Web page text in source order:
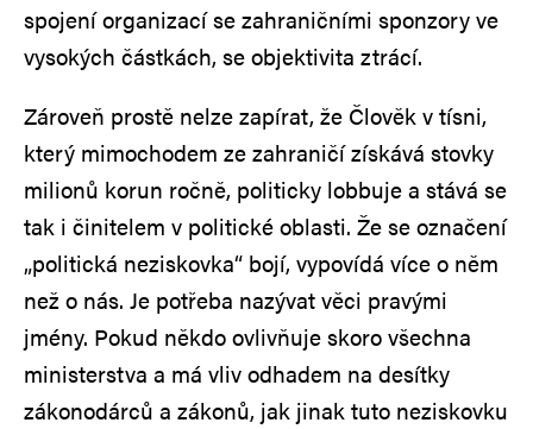
spojení organizací se zahraničními sponzory ve
vysokých částkách, se objektivita ztrácí.
Zároveň prostě nelze zapírat, že Člověk v tísni,
který mimochodem ze zahraničí získává stovky
milionů korun ročně, politicky lobbuje a stává se
tak i činitelem v politické oblasti. Že se označení
„politická neziskovka“ bojí, vypovídá více o něm
než o nás. Je potřeba nazývat věci pravými
jmény. Pokud někdo ovlivňuje skoro všechna
ministerstva a má vliv odhadem na desítky
zákonodárců a zákonů, jak jinak tuto neziskovku